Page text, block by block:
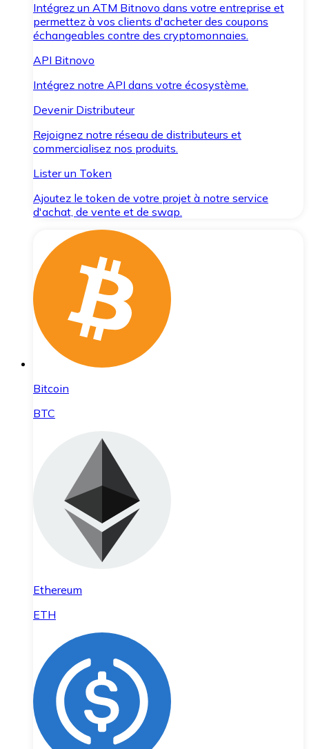
Intégrez un ATM Bitnovo dans votre entreprise et
permettez à vos clients d'acheter des coupons
échangeables contre des cryptomonnaies.
API Bitnovo
Intégrez notre API dans votre écosystème.
Devenir Distributeur
Rejoignez notre réseau de distributeurs et
commercialisez nos produits.
Lister un Token
Ajoutez le token de votre projet à notre service
d'achat, de vente et de swap.
Bitcoin
BTC
Ethereum
ETH